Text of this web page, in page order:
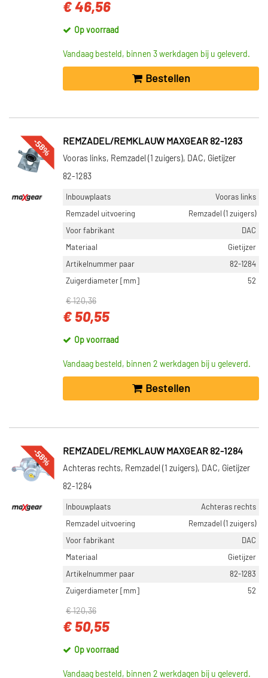
€ 46,56
Op voorraad
Vandaag besteld, binnen 3 werkdagen bij u geleverd.
Bestellen
-58% REMZADEL/REMKLAUW MAXGEAR 82-1283
Vooras links, Remzadel (1 zuigers), DAC, Gietijzer
82-1283
Inbouwplaats
Vooras links
Remzadel uitvoering
Remzadel (1 zuigers)
Voor fabrikant
DAC
Materiaal
Gietijzer
Artikelnummer paar
82-1284
Zuigerdiameter [mm]
52
€ 120,36
€ 50,55
Op voorraad
Vandaag besteld, binnen 2 werkdagen bij u geleverd.
Bestellen
-58% REMZADEL/REMKLAUW MAXGEAR 82-1284
Achteras rechts, Remzadel (1 zuigers), DAC, Gietijzer
82-1284
Inbouwplaats
Achteras rechts
Remzadel uitvoering
Remzadel (1 zuigers)
Voor fabrikant
DAC
Materiaal
Gietijzer
Artikelnummer paar
82-1283
Zuigerdiameter [mm]
52
€ 120,36
€ 50,55
Op voorraad
Vandaag besteld, binnen 2 werkdagen bij u geleverd.